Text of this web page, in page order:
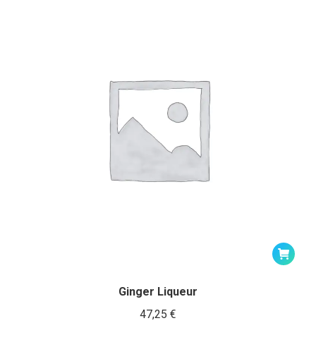
Ginger Liqueur
47,25 €